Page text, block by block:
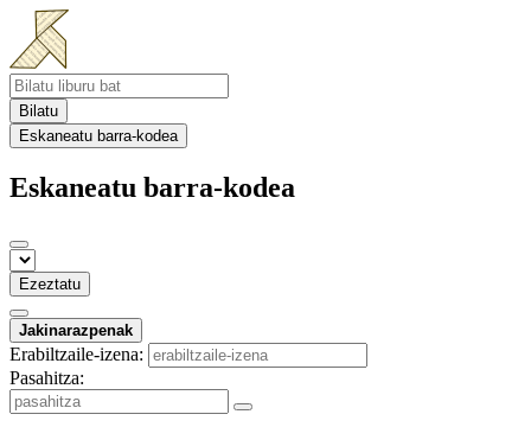
Bilatu
Eskaneatu barra-kodea
Eskaneatu barra-kodea
Ezeztatu
Jakinarazpenak
Erabiltzaile-izena:
Pasahitza: